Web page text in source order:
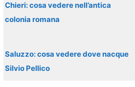
Chieri: cosa vedere nell’antica
colonia romana
Saluzzo: cosa vedere dove nacque
Silvio Pellico